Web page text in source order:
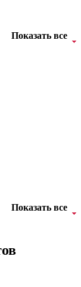
Показать все
Показать все